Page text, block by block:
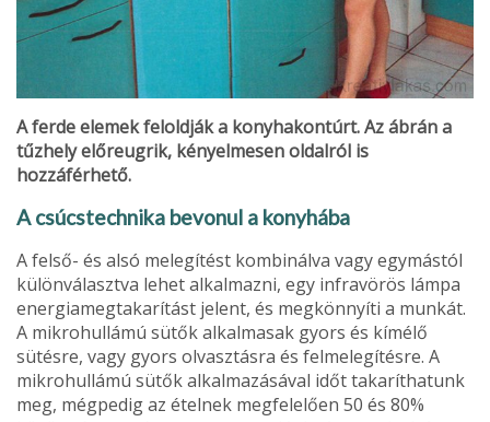
A ferde elemek feloldják a konyhakontúrt. Az ábrán a
tűzhely előreugrik, kényelmesen oldalról is
hozzáférhető.
A csúcstechnika bevonul a konyhába
A felső- és alsó melegítést kombinálva vagy egymástól
különválasztva lehet alkalmazni, egy infravörös lámpa
energiamegtakarítást jelent, és megkönnyíti a munkát.
A mikrohullámú sütők alkalmasak gyors és kímélő
sütésre, vagy gyors olvasztásra és felmelegítésre. A
mikrohullámú sütők alkal­mazásával időt takaríthatunk
meg, mégpedig az ételnek megfelelően 50 és 80%